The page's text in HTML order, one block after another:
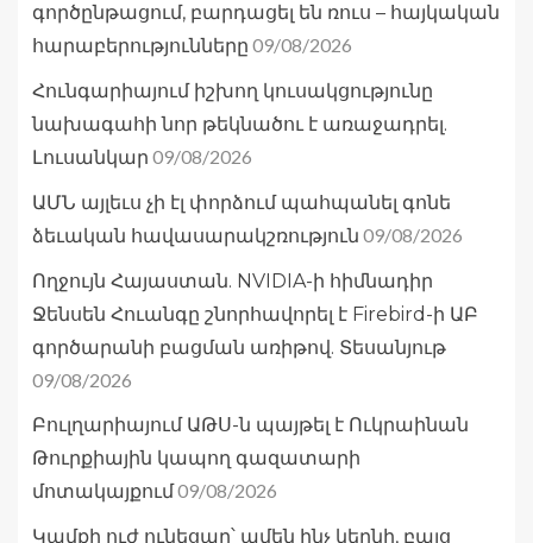
գործընթացում, բարդացել են ռուս – հայկական
հարաբերությունները 09/08/2026
Հունգարիայում իշխող կուսակցությունը
նախագահի նոր թեկնածու է առաջադրել.
Լուսանկար 09/08/2026
ԱՄՆ այլեւս չի էլ փորձում պահպանել գոնե
ձեւական հավասարակշռություն 09/08/2026
Ողջույն Հայաստան. NVIDIA-ի հիմնադիր
Ջենսեն Հուանգը շնորհավորել է Firebird-ի ԱԲ
գործարանի բացման առիթով. Տեսանյութ
09/08/2026
Բուլղարիայում ԱԹՍ-ն պայթել է Ուկրաինան
Թուրքիային կապող գազատարի
մոտակայքում09/08/2026
Կամքի ուժ ունեցար՝ ամեն ինչ կեղնի, բայց